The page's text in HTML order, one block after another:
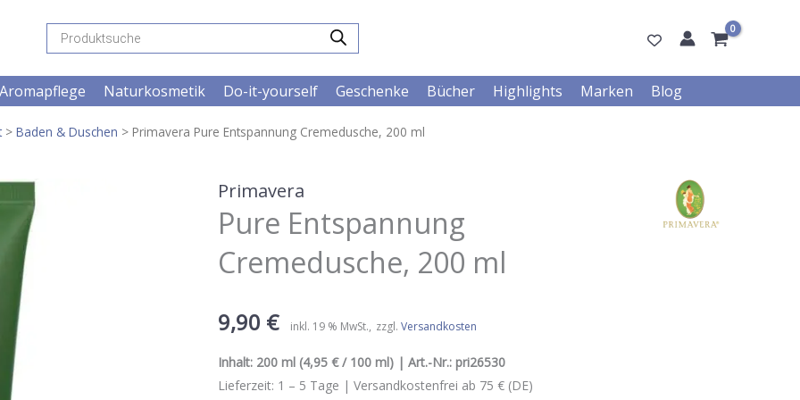
Products
search
Aromapflege Naturkosmetik Do-it-yourself Geschenke Bücher Highlights Marken Blog
> Baden & Duschen > Primavera Pure Entspannung Cremedusche, 200 ml
Primavera
Pure Entspannung
Cremedusche, 200 ml
9,90 € inkl. 19 % MwSt. zzgl. Versandkosten
Inhalt: 200 ml (4,95 € / 100 ml) | Art.-Nr.: pri26530
Lieferzeit: 1 – 5 Tage | Versandkostenfrei ab 75 € (DE)